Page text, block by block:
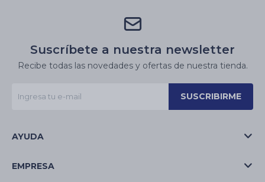
Suscríbete a nuestra newsletter
Recibe todas las novedades y ofertas de nuestra tienda.
SUSCRIBIRME
AYUDA
EMPRESA